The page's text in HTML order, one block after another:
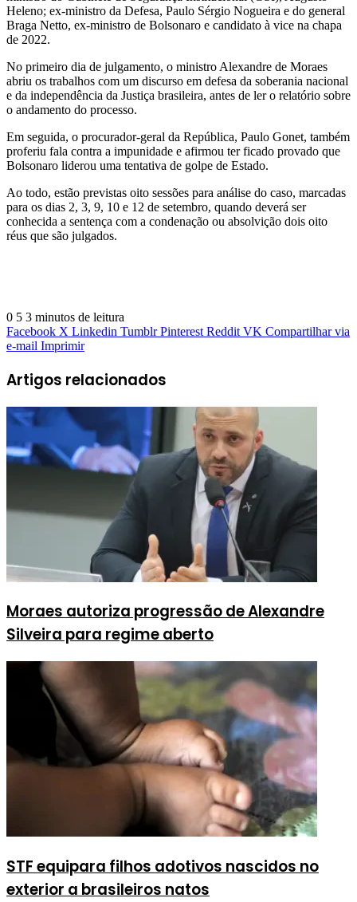
Heleno; ex-ministro da Defesa, Paulo Sérgio Nogueira e do general
Braga Netto, ex-ministro de Bolsonaro e candidato à vice na chapa
de 2022.
No primeiro dia de julgamento, o ministro Alexandre de Moraes
abriu os trabalhos com um discurso em defesa da soberania nacional
e da independência da Justiça brasileira, antes de ler o relatório sobre
o andamento do processo.
Em seguida, o procurador-geral da República, Paulo Gonet, também
proferiu fala contra a impunidade e afirmou ter ficado provado que
Bolsonaro liderou uma tentativa de golpe de Estado.
Ao todo, estão previstas oito sessões para análise do caso, marcadas
para os dias 2, 3, 9, 10 e 12 de setembro, quando deverá ser
conhecida a sentença com a condenação ou absolvição dois oito
réus que são julgados.
0 5 3 minutos de leitura
Facebook X Linkedin Tumblr Pinterest Reddit VK Compartilhar via
e-mail Imprimir
Artigos relacionados
Moraes autoriza progressão de Alexandre
Silveira para regime aberto
STF equipara filhos adotivos nascidos no
exterior a brasileiros natos